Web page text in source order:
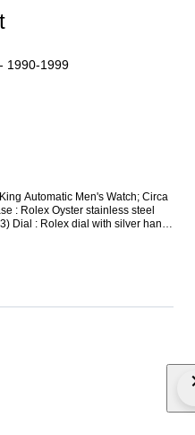
1990-1999
Automatic Men's Watch; Circa